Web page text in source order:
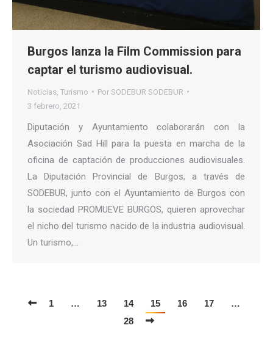
Burgos lanza la Film Commission para
captar el turismo audiovisual.
Noticias Turismo Por SODEBUR SODEBUR
3 febrero, 2021
Diputación y Ayuntamiento colaborarán con la
Asociación Sad Hill para la puesta en marcha de la
oficina de captación de producciones audiovisuales.
La Diputación Provincial de Burgos, a través de
SODEBUR, junto con el Ayuntamiento de Burgos con
la sociedad PROMUEVE BURGOS, quieren aprovechar
el nicho del turismo nacido de la industria audiovisual.
Un turismo,…
1 … 13 14 15 16 17
…
28